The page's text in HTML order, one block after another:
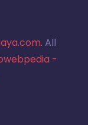
. All
-